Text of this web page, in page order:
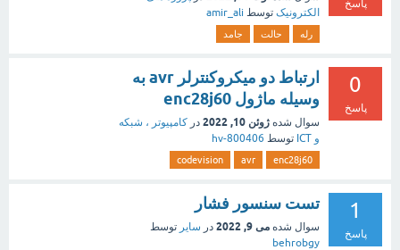
پاسخ
الکترونیک توسط amir_ali
رله حالت جامد
0
پاسخ
ارتباط دو میکروکنترلر avr به
وسیله ماژول enc28j60
سوال شده ژوئن 10, 2022 در کامپیوتر ، شبکه
و ICT
توسط hv-800406
enc28j60
avr
codevision
1
پاسخ
تست سنسور فشار
سوال شده می 9, 2022 در سایر توسط
behrobgy